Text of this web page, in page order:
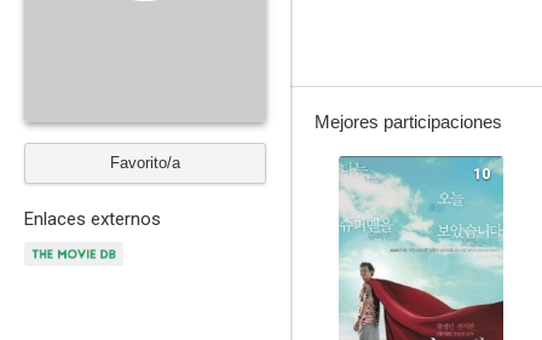
Favorito/a
Enlaces externos
Mejores participaciones
10